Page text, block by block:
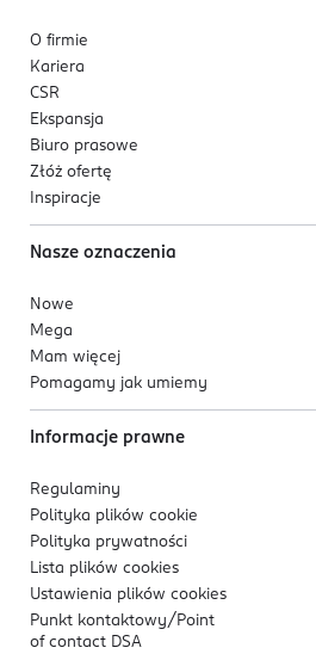
O firmie
Kariera
CSR
Ekspansja
Biuro prasowe
Złóż ofertę
Inspiracje
Nasze oznaczenia
Nowe
Mega
Mam więcej
Pomagamy jak umiemy
Informacje prawne
Regulaminy
Polityka plików cookie
Polityka prywatności
Lista plików cookies
Ustawienia plików cookies
Punkt kontaktowy/ Point
of contact DSA